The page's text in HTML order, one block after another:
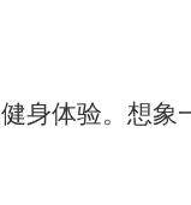
身体验。想象